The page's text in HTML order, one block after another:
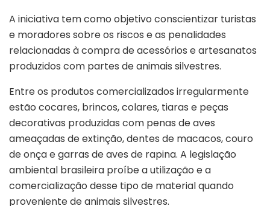
A iniciativa tem como objetivo conscientizar turistas
e moradores sobre os riscos e as penalidades
relacionadas à compra de acessórios e artesanatos
produzidos com partes de animais silvestres.
Entre os produtos comercializados irregularmente
estão cocares, brincos, colares, tiaras e peças
decorativas produzidas com penas de aves
ameaçadas de extinção, dentes de macacos, couro
de onça e garras de aves de rapina. A legislação
ambiental brasileira proíbe a utilização e a
comercialização desse tipo de material quando
proveniente de animais silvestres.